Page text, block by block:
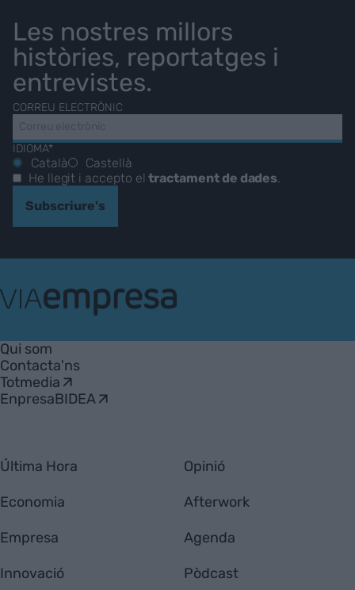
Les nostres millors
històries, reportatges i
entrevistes.
CORREU ELECTRÒNIC
IDIOMA*
Català
Castellà
He llegit i accepto eltractament de dades.
Subscriure's
Empresa
Qui som
Contacta'ns
Totmedia
EnpresaBIDEA
Última Hora
Economia
Empresa
Innovació
Opinió
Afterwork
Agenda
Pòdcast